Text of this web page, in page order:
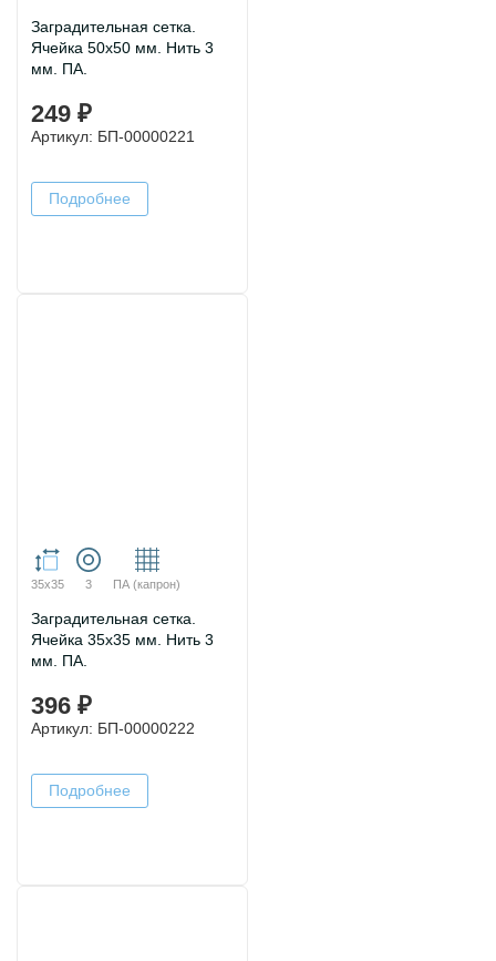
Заградительная сетка.
Ячейка 50х50 мм. Нить 3
мм. ПА.
249 ₽
Артикул: БП-00000221
Подробнее
35х35 3 ПА (капрон)
Заградительная сетка.
Ячейка 35х35 мм. Нить 3
мм. ПА.
396 ₽
Артикул: БП-00000222
Подробнее